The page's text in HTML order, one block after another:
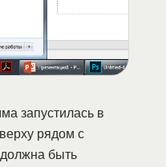
запустилась в
рядом с
быть